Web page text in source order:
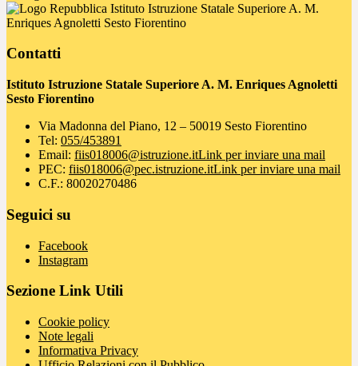
Istituto Istruzione Statale Superiore A. M.
Enriques Agnoletti Sesto Fiorentino
Contatti
Istituto Istruzione Statale Superiore A. M. Enriques Agnoletti
Sesto Fiorentino
Via Madonna del Piano, 12 – 50019 Sesto Fiorentino
Tel: 055/453891
Email: fiis018006@istruzione.itLink per inviare una mail
PEC: fiis018006@pec.istruzione.itLink per inviare una mail
C.F.: 80020270486
Seguici su
Facebook
Instagram
Sezione Link Utili
Cookie policy
Note legali
Informativa Privacy